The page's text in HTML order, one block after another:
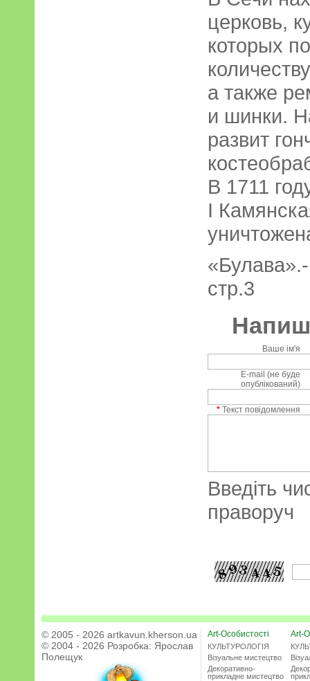
церковь,
которых
а также
и шинки.
развит
В 1711
I
стр.3
Ваше ім'я
E-mail (не буде
опублікований)
* Текст повідомлення
Введіть
праворуч
© 2005 - 2026 artkavun.kherson.ua
© 2004 - 2026 Розробка: Ярослав
Полещук
Art-Особистості
КУЛЬТУРОЛОГІЯ
Візуальне мистецтво
Декоративно-
прикладне мистецтво
Art-